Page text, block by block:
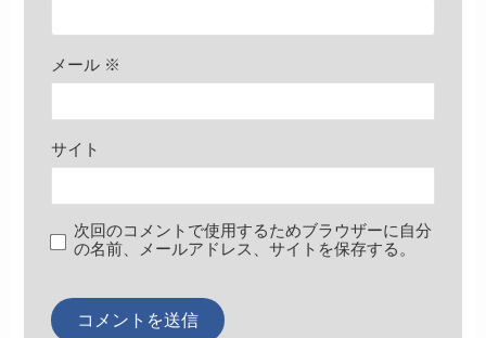
メール ※
サイト
次回のコメントで使用するためブラウザーに自分
の名前、メールアドレス、サイトを保存する。